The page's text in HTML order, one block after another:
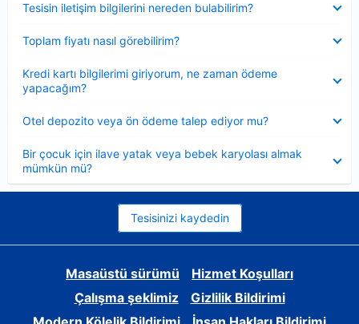
Tesisin iletişim bilgilerini nereden bulabilirim?
Toplam fiyatı nasıl görebilirim?
Kredi kartı bilgilerimi giriyorum, ne zaman ödeme
yapacağım?
Otel depozito veya ön ödeme talep ediyor mu?
Bir çocuk için ilave yatak veya bebek karyolası almak
mümkün mü?
Tesisinizi kaydedin
Masaüstü sürümü
Hizmet Koşulları
Çalışma şeklimiz
Gizlilik Bildirimi